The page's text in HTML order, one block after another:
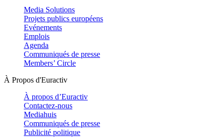
Media Solutions
Projets publics européens
Evénements
Emplois
Agenda
Communiqués de presse
Members’ Circle
À Propos d'Euractiv
À propos d’Euractiv
Contactez-nous
Mediahuis
Communiqués de presse
Publicité politique